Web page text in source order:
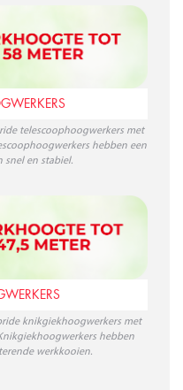
telescoophoogwerkers met
hebben een
snel en stabiel.
knikgiekhoogwerkers met
hebben
werkkooien.